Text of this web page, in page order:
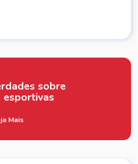
sobre
esportivas
Mais